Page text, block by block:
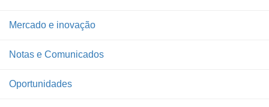
Mercado e inovação
Notas e Comunicados
Oportunidades